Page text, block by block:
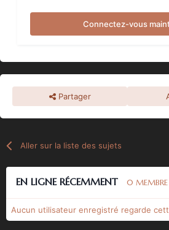
Connectez-vous
Partager
Aller sur la liste des sujets
EN LIGNE RÉCEMMENT 0 MEMBRE
Aucun utilisateur enregistré regarde